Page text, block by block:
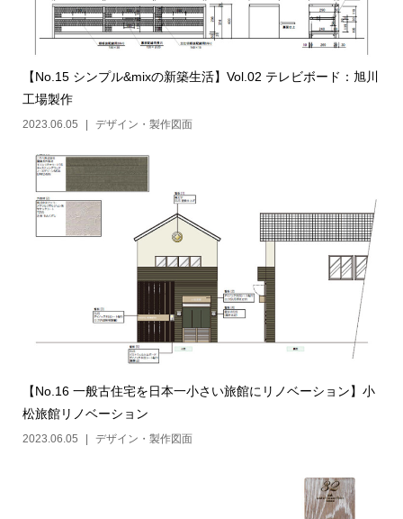
【No.15 シンプル&mixの新築生活】Vol.02 テレビボード：旭川
工場製作
2023.06.05 デザイン・製作図面
【No.16 一般古住宅を日本一小さい旅館にリノベーション】小
松旅館リノベーション
2023.06.05 デザイン・製作図面